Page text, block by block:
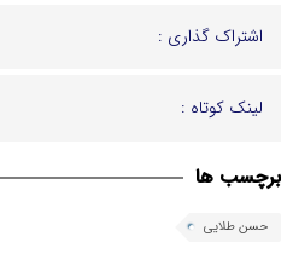
اشتراک گذاری :
لینک کوتاه :
برچسب ها
حسن طلایی